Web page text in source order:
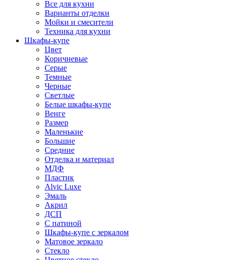
Все для кухни
Варианты отделки
Мойки и смесители
Техника для кухни
Шкафы-купе
Цвет
Коричневые
Серые
Темные
Черные
Светлые
Белые шкафы-купе
Венге
Размер
Маленькие
Большие
Средние
Отделка и материал
МДФ
Пластик
Alvic Luxe
Эмаль
Акрил
ДСП
С патиной
Шкафы-купе с зеркалом
Матовое зеркало
Стекло